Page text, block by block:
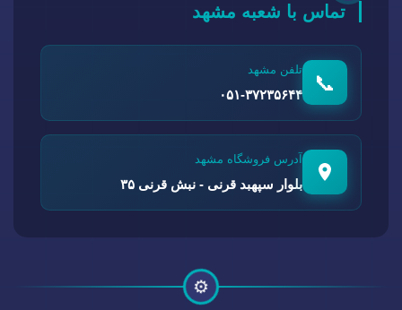
تماس با شعبه مشهد
📞
تلفن مشهد
۰۵۱-۳۷۲۳۵۶۴۴
آدرس فروشگاه مشهد
بلوار سپهبد قرنی - نبش قرنی ۳۵
⚙️